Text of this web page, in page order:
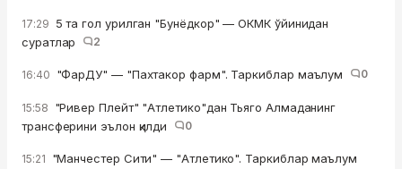
17:29 5 та гол урилган "Бунёдкор" — ОКМК ўйинидан
суратлар
2
16:40 "ФарДУ" — "Пахтакор фарм". Таркиблар маълум 0
15:58 "Ривер Плейт" "Атлетико"дан Тьяго Алмаданинг
трансферини эълон қилди
0
15:21 "Манчестер Сити" — "Атлетико". Таркиблар маълум